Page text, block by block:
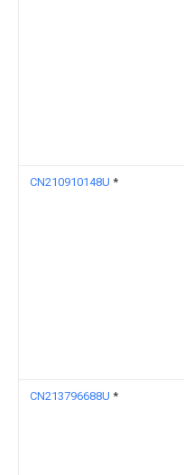
CN210910148U *
CN213796688U *